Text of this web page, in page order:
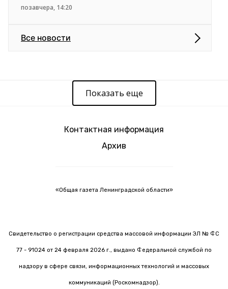
позавчера, 14:20
Все новости
Показать еще
Контактная информация
Архив
«Общая газета Ленинградской области»
Свидетельство о регистрации средства массовой информации ЭЛ № ФС
77 - 91024 от 24 февраля 2026 г., выдано Федеральной службой по
надзору в сфере связи, информационных технологий и массовых
коммуникаций (Роскомнадзор).